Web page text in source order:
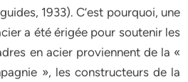
1933). C’est pourquoi, une
a été érigée pour soutenir les
en acier proviennent de la «
», les constructeurs de la